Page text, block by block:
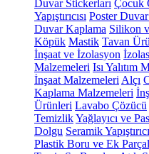
Duvar Stickerları Çocuk
Yapıştırıcısı Poster Duvar
Duvar Kaplama Silikon
Köpük Mastik Tavan
İnşaat ve İzolasyon
Malzemeleri Isı Yalıtım
İnşaat Malzemeleri Alçı
Kaplama Malzemeleri
Ürünleri Lavabo Çözücü
TemizlikYağlayıcı ve
Dolgu Seramik
Plastik Boru ve Ek